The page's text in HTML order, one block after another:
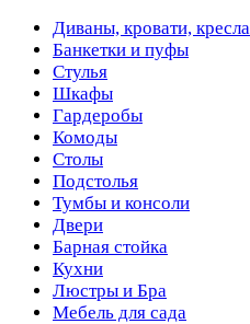
Диваны, кровати, кресла
Банкетки и пуфы
Стулья
Шкафы
Гардеробы
Комоды
Столы
Подстолья
Тумбы и консоли
Двери
Барная стойка
Кухни
Люстры и Бра
Мебель для сада